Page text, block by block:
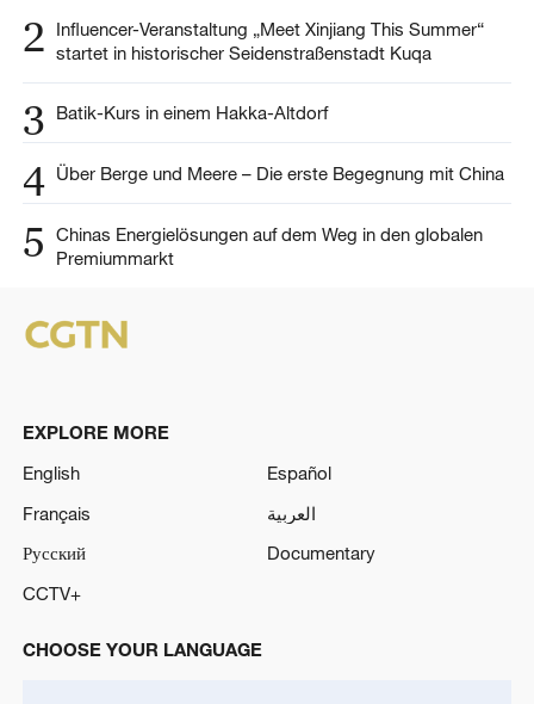
2
Influencer-Veranstaltung „Meet Xinjiang This Summer“
startet in historischer Seidenstraßenstadt Kuqa
3 Batik-Kurs in einem Hakka-Altdorf
4 Über Berge und Meere – Die erste Begegnung mit China
5
Chinas Energielösungen auf dem Weg in den globalen
Premiummarkt
EXPLORE MORE
English
Español
Français
العربية
Русский
Documentary
CCTV+
CHOOSE YOUR LANGUAGE